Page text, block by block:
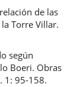
de las
la Torre Villar.
según
Boeri. Obras
1: 95-158.